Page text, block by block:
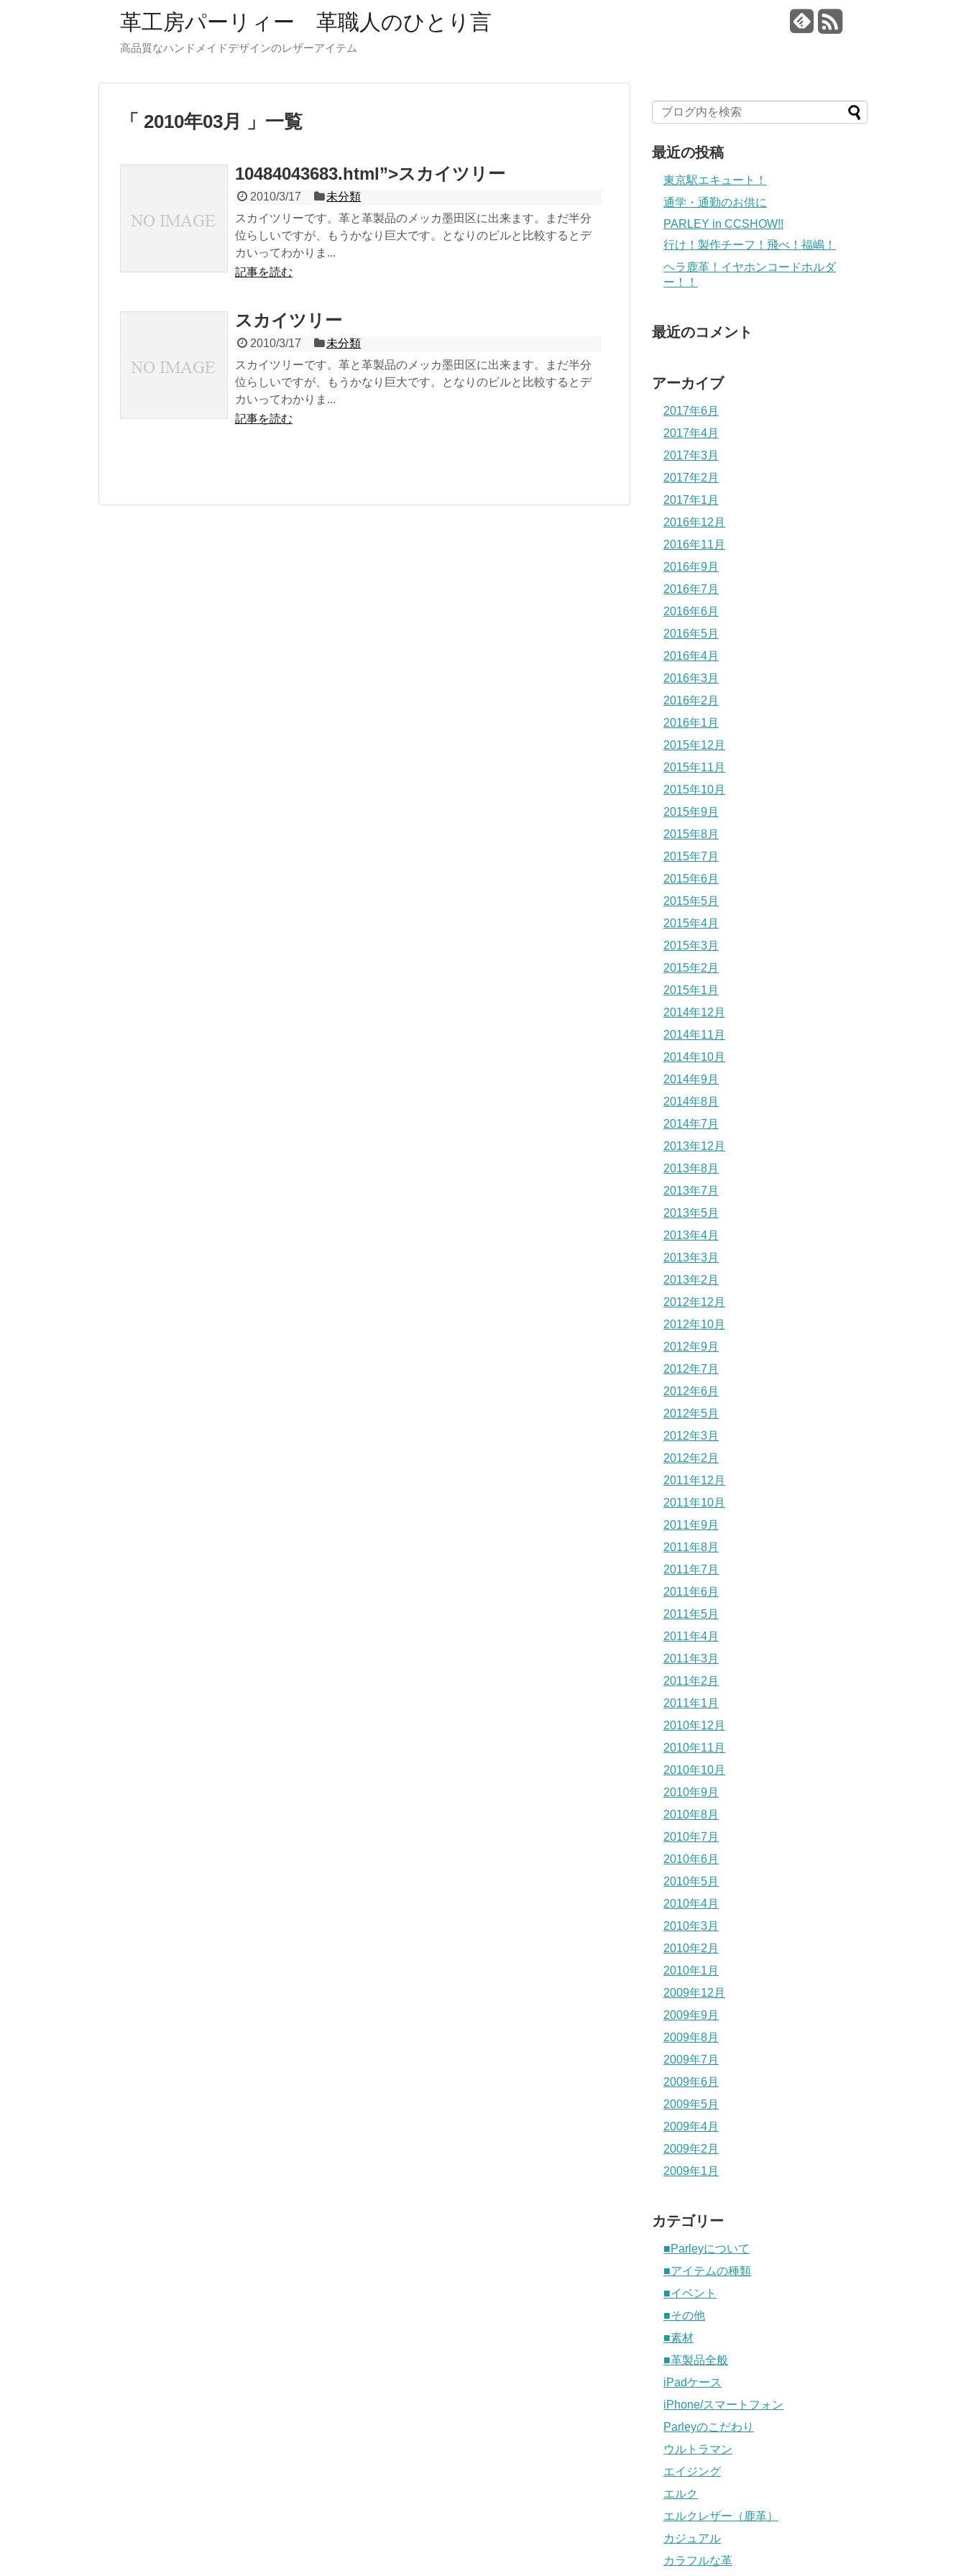
革工房パーリィー 革職人のひとり言
高品質なハンドメイドデザインのレザーアイテム
2010年03月 一覧
10484043683.html”>スカイツリー
2010/3/17
未分類
スカイツリーです。革と革製品のメッカ墨田区に出来ます。まだ半分
位らしいですが、もうかなり巨大です。となりのビルと比較するとデ
カいってわかりま...
記事を読む
スカイツリー
2010/3/17
未分類
スカイツリーです。革と革製品のメッカ墨田区に出来ます。まだ半分
位らしいですが、もうかなり巨大です。となりのビルと比較するとデ
カいってわかりま...
記事を読む
最近の投稿
東京駅エキュート！
通学・通勤のお供に
PARLEY in CCSHOW!!
行け！製作チーフ！飛べ！福嶋！
ヘラ鹿革！イヤホンコードホルダ
ー！！
最近のコメント
アーカイブ
2017年6月
2017年4月
2017年3月
2017年2月
2017年1月
2016年12月
2016年11月
2016年9月
2016年7月
2016年6月
2016年5月
2016年4月
2016年3月
2016年2月
2016年1月
2015年12月
2015年11月
2015年10月
2015年9月
2015年8月
2015年7月
2015年6月
2015年5月
2015年4月
2015年3月
2015年2月
2015年1月
2014年12月
2014年11月
2014年10月
2014年9月
2014年8月
2014年7月
2013年12月
2013年8月
2013年7月
2013年5月
2013年4月
2013年3月
2013年2月
2012年12月
2012年10月
2012年9月
2012年7月
2012年6月
2012年5月
2012年3月
2012年2月
2011年12月
2011年10月
2011年9月
2011年8月
2011年7月
2011年6月
2011年5月
2011年4月
2011年3月
2011年2月
2011年1月
2010年12月
2010年11月
2010年10月
2010年9月
2010年8月
2010年7月
2010年6月
2010年5月
2010年4月
2010年3月
2010年2月
2010年1月
2009年12月
2009年9月
2009年8月
2009年7月
2009年6月
2009年5月
2009年4月
2009年2月
2009年1月
カテゴリー
■Parleyについて
■アイテムの種類
■イベント
■その他
■素材
■革製品全般
iPadケース
iPhone/スマートフォン
Parleyのこだわり
ウルトラマン
エイジング
エルク
エルクレザー（鹿革）
カジュアル
カラフルな革